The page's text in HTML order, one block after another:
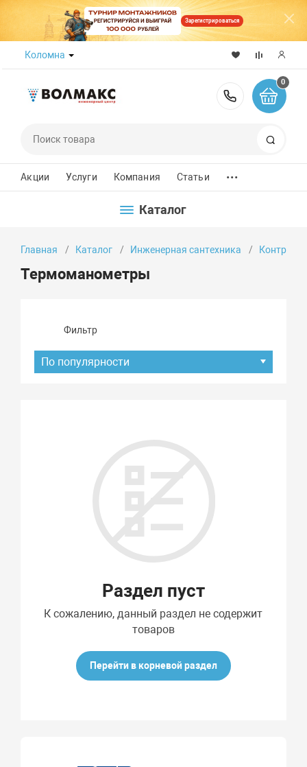
Зарегистрироваться
Коломна
8 (800)
0
Акции Услуги Компания Статьи ...
Каталог
Главная Каталог Инженерная сантехника
Термоманометры
Фильтр
По популярности
Раздел пуст
К сожалению, данный раздел не содержит
товаров
Перейти в корневой раздел